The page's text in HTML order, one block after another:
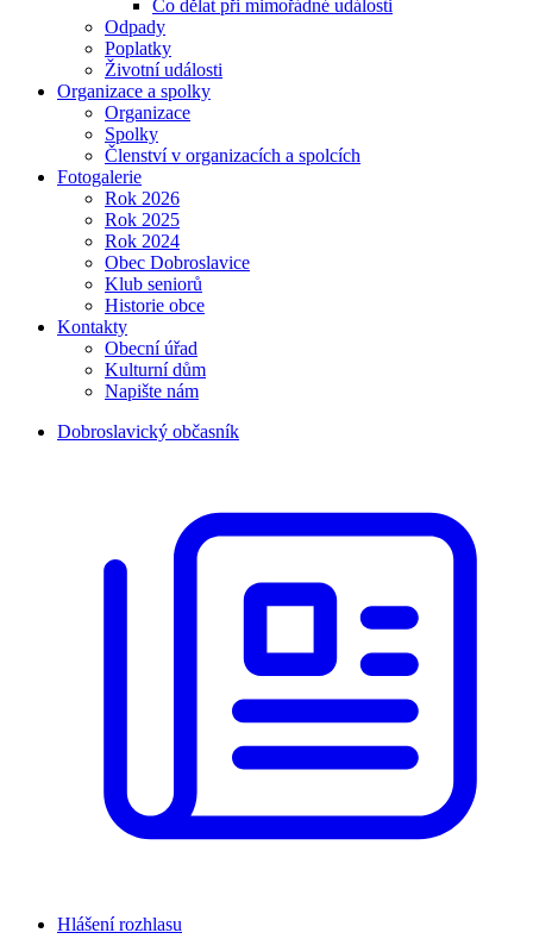
Co dělat při mimořádné události
Odpady
Poplatky
Životní události
Organizace a spolky
Organizace
Spolky
Členství v organizacích a spolcích
Fotogalerie
Rok 2026
Rok 2025
Rok 2024
Obec Dobroslavice
Klub seniorů
Historie obce
Kontakty
Obecní úřad
Kulturní dům
Napište nám
Dobroslavický občasník
Hlášení rozhlasu